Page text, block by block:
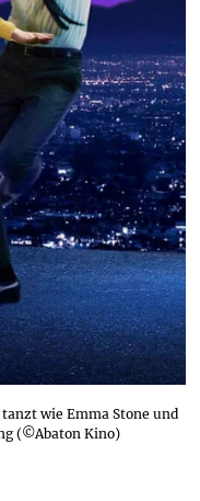
wie Emma Stone und
(©Abaton Kino)